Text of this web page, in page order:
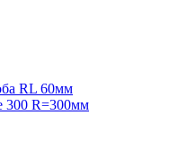
RL 60мм
300 R=300мм